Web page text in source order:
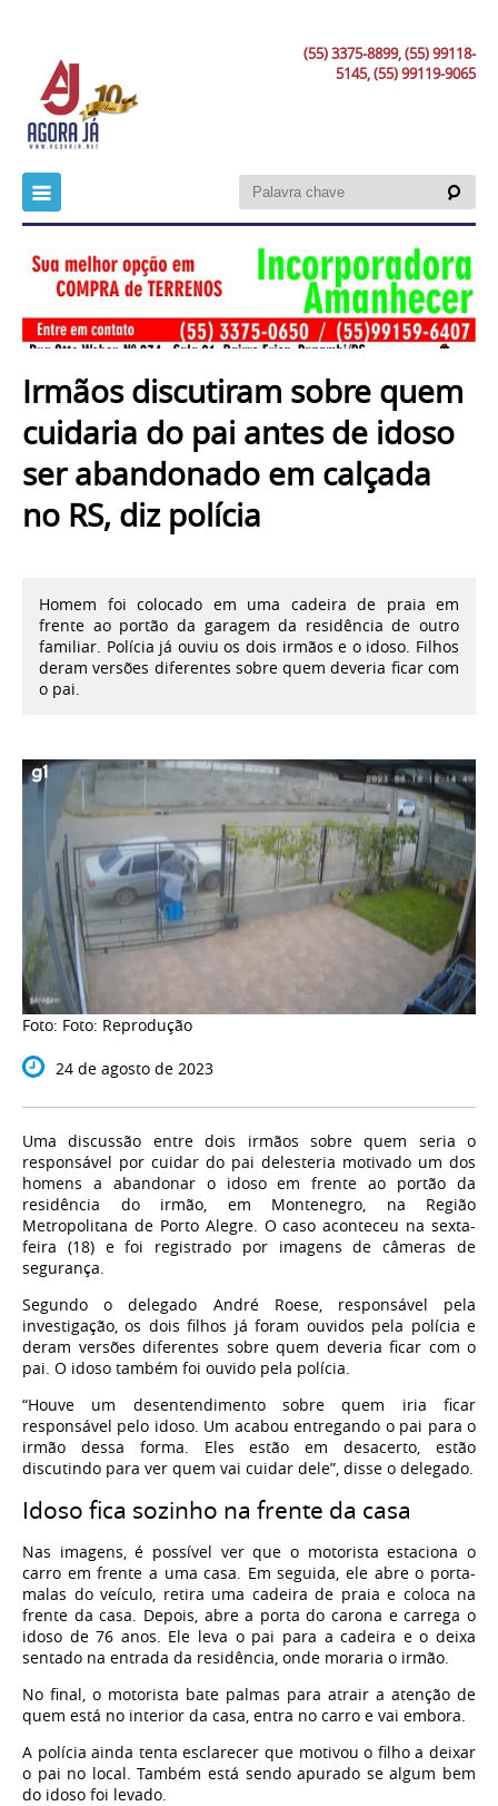
(55) 3375-8899, (55) 99118-
5145, (55) 99119-9065
Irmãos discutiram sobre quem
cuidaria do pai antes de idoso
ser abandonado em calçada
no RS, diz polícia
Homem foi colocado em uma cadeira de praia em
frente ao portão da garagem da residência de outro
familiar. Polícia já ouviu os dois irmãos e o idoso. Filhos
deram versões diferentes sobre quem deveria ficar com
o pai.
Foto: Foto: Reprodução
24 de agosto de 2023
Uma discussão entre dois irmãos sobre quem seria o
responsável por cuidar do pai delesteria motivado um dos
homens a abandonar o idoso em frente ao portão da
residência do irmão, em Montenegro, na Região
Metropolitana de Porto Alegre. O caso aconteceu na sexta-
feira (18) e foi registrado por imagens de câmeras de
segurança.
Segundo o delegado André Roese, responsável pela
investigação, os dois filhos já foram ouvidos pela polícia e
deram versões diferentes sobre quem deveria ficar com o
pai. O idoso também foi ouvido pela polícia.
“Houve um desentendimento sobre quem iria ficar
responsável pelo idoso. Um acabou entregando o pai para o
irmão dessa forma. Eles estão em desacerto, estão
discutindo para ver quem vai cuidar dele”, disse o delegado.
Idoso fica sozinho na frente da casa
Nas imagens, é possível ver que o motorista estaciona o
carro em frente a uma casa. Em seguida, ele abre o porta-
malas do veículo, retira uma cadeira de praia e coloca na
frente da casa. Depois, abre a porta do carona ecarrega o
idoso de 76 anos. Ele leva o pai para a cadeira e o deixa
sentado na entrada da residência, onde moraria o irmão.
No final, o motorista bate palmas para atrair a atenção de
quem está no interior da casa, entra no carro e vai embora.
A polícia ainda tenta esclarecer que motivou o filho a deixar
o pai no local. Também está sendo apurado se algum bem
do idoso foi levado.